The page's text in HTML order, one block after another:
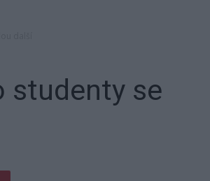
studenty se